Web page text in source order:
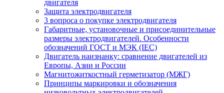
двигателя
Защита электродвигателя
3 вопроса о покупке электродвигателя
Габаритные, установочные и присоединительные
размеры электродвигателей. Особенности
обозначений ГОСТ и МЭК (IEC)
Двигатель наизнанку: сравнение двигателей из
Европы, Азии и России
Магнитожиткостный герметизатор (МЖГ)
Принципы маркировки и обозначения